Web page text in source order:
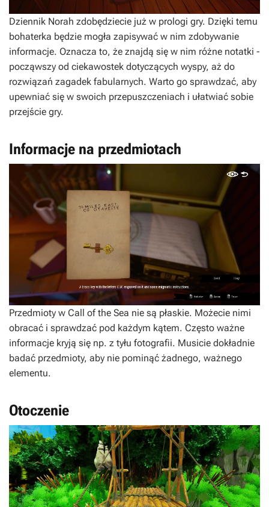
Dziennik Norah zdobędziecie już w prologi gry. Dzięki temu
bohaterka będzie mogła zapisywać w nim zdobywanie
informacje. Oznacza to, że znajdą się w nim różne notatki -
począwszy od ciekawostek dotyczących wyspy, aż do
rozwiązań zagadek fabularnych. Warto go sprawdzać, aby
upewniać się w swoich przepuszczeniach i ułatwiać sobie
przejście gry.
Informacje na przedmiotach
Przedmioty w Call of the Sea nie są płaskie. Możecie nimi
obracać i sprawdzać pod każdym kątem. Często ważne
informacje kryją się np. z tyłu fotografii. Musicie dokładnie
badać przedmioty, aby nie pominąć żadnego, ważnego
elementu.
Otoczenie